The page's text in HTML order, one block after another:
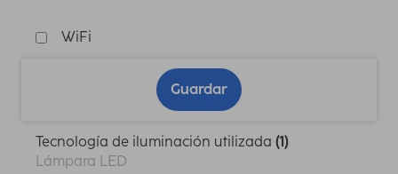
WiFi
Guardar
Tecnología de iluminación utilizada (1)
Lámpara LED